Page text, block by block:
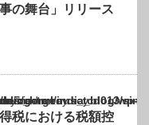
の舞台」リリース
in
public_html/india_blog/wp-content/themes/
得税における税額控